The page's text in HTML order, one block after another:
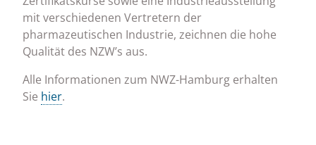
mit verschiedenen Vertretern der
pharmazeutischen Industrie, zeichnen die hohe
Qualität des NZW’s aus.
Alle Informationen zum NWZ-Hamburg erhalten
Sie hier.